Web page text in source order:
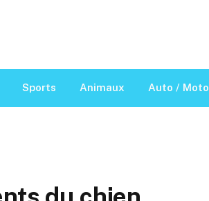
Sports Animaux Auto / Moto